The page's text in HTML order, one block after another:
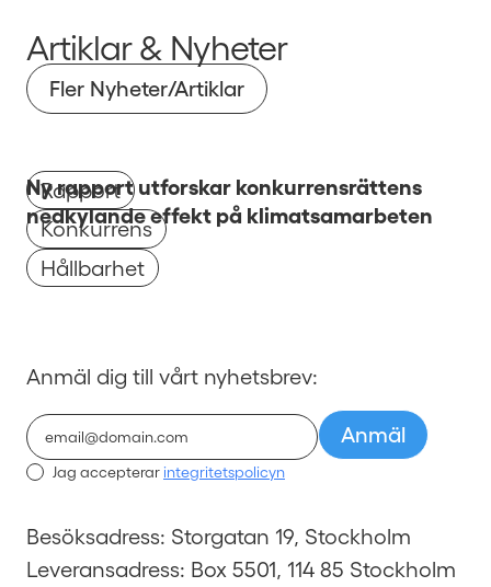
Artiklar & Nyheter
Fler Nyheter/Artiklar
Rapport
Konkurrens
Hållbarhet
Ny rapport utforskar konkurrensrättens
nedkylande effekt på klimatsamarbeten
Anmäl dig till vårt nyhetsbrev:
Jag accepterar integritetspolicyn
Besöksadress: Storgatan 19, Stockholm
Leveransadress: Box 5501, 114 85 Stockholm